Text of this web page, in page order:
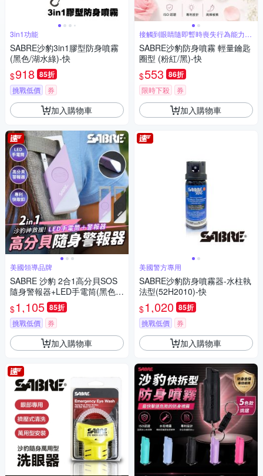
3in1功能
SABRE沙豹3in1膠型防身噴霧
(黑色/湖水綠)-快
$918 85折
挑戰低價 券
加入購物車
美國領導品牌
SABRE 沙豹 2合1高分貝SOS
隨身警報器+LED手電筒(黑色/
紫色)-快
$1,105 85折
挑戰低價 券
加入購物車
接觸到眼睛隨即暫時喪失行為能力約
60分鐘
SABRE沙豹防身噴霧 輕量鑰匙
圈型 (粉紅/黑)-快
$553 86折
限時下殺 券
加入購物車
美國警方專用
SABRE沙豹防身噴霧器-水柱執
法型(52H2010)-快
$1,020 85折
挑戰低價 券
加入購物車